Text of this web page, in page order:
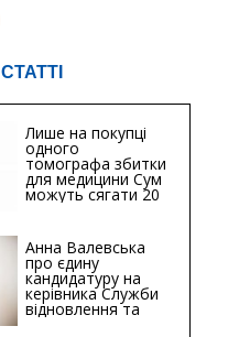
СТАТТІ
Лише на покупці
одного
томографа збитки
для медицини Сум
можуть сягати 20
мільйонів гривень
Анна Валевська
про єдину
кандидатуру на
керівника Служби
відновлення та
інфраструктури у